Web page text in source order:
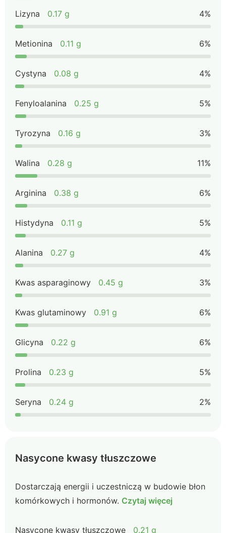
Lizyna 0.17 g 4%
Metionina 0.11 g 6%
Cystyna 0.08 g 4%
Fenyloalanina 0.25 g 5%
Tyrozyna 0.16 g 3%
Walina 0.28 g 11%
Arginina 0.38 g 6%
Histydyna 0.11 g 5%
Alanina 0.27 g 4%
Kwas asparaginowy 0.45 g 3%
Kwas glutaminowy 0.91 g 6%
Glicyna 0.22 g 6%
Prolina 0.23 g 5%
Seryna 0.24 g 2%
Nasycone kwasy tłuszczowe
Dostarczają energii i uczestniczą w budowie błon
komórkowych i hormonów. Czytaj więcej
Nasycone kwasy tłuszczowe 0.21 g